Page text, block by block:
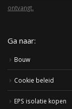
ontvangt.
Ga naar:
Bouw
Cookie beleid
EPS isolatie kopen